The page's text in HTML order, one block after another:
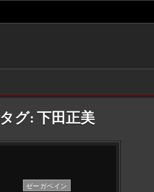
タグ:下田正美
Posted
ゼーガペイン